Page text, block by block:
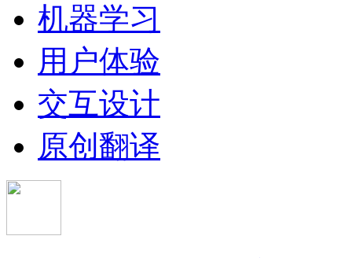
机器学习
用户体验
交互设计
原创翻译